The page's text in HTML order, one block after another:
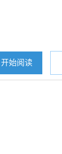
开始阅读